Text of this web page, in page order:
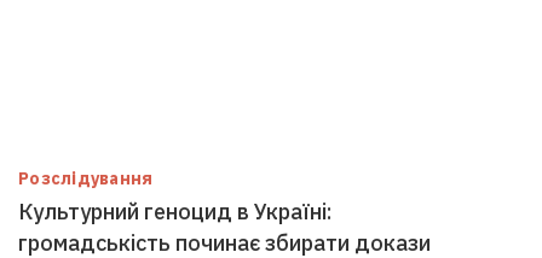
Розслідування
Культурний геноцид в Україні:
громадськість починає збирати докази